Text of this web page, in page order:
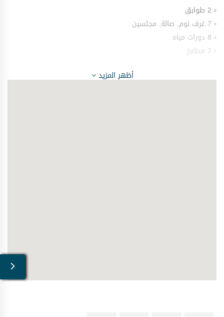
▫ 2 طوابق
▫ 7 غرف نوم, صالة, مجلسين
▫️ 8 دورات مياه
▫ 2 مطابخ
أظهر المزيد